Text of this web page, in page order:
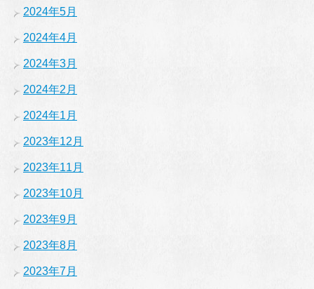
2024年5月
2024年4月
2024年3月
2024年2月
2024年1月
2023年12月
2023年11月
2023年10月
2023年9月
2023年8月
2023年7月